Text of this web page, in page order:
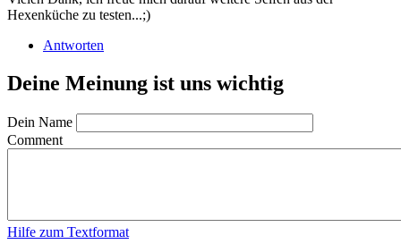
Hexenküche zu testen...;)
Antworten
Deine Meinung ist uns wichtig
Dein Name
Comment
Hilfe zum Textformat